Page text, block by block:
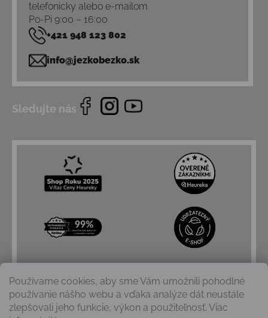
Používame cookies, aby sme Vám umožnili pohodlné
používanie nášho webu a vďaka analýze dát neustále
zlepšovali jeho funkcie, výkon a použiteľnosť. Viac
telefonicky alebo e-mailom
Po-Pi 9:00 – 16:00
+421 948 123 802
info@jezkobezko.sk
Sledujte nás